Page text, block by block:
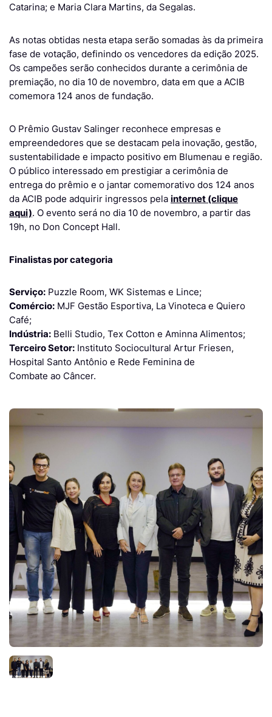
Catarina; e Maria Clara Martins, da Segalas.
As notas obtidas nesta etapa serão somadas às da primeira
fase de votação, definindo os vencedores da edição 2025.
Os campeões serão conhecidos durante a cerimônia de
premiação, no dia 10 de novembro, data em que a ACIB
comemora 124 anos de fundação.
O Prêmio Gustav Salinger reconhece empresas e
empreendedores que se destacam pela inovação, gestão,
sustentabilidade e impacto positivo em Blumenau e região.
O público interessado em prestigiar a cerimônia de
entrega do prêmio e o jantar comemorativo dos 124 anos
da ACIB pode adquirir ingressos pela internet (clique
aqui). O evento será no dia 10 de novembro, a partir das
19h, no Don Concept Hall.
Finalistas por categoria
Serviço: Puzzle Room, WK Sistemas e Lince;
Comércio: MJF Gestão Esportiva, La Vinoteca e Quiero
Café;
Indústria: Belli Studio, Tex Cotton e Aminna Alimentos;
Terceiro Setor: Instituto Sociocultural Artur Friesen,
Hospital Santo Antônio e Rede Feminina de
Combate ao Câncer.